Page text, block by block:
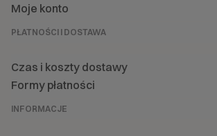
Moje konto
PŁATNOŚCI I DOSTAWA
Czas i koszty dostawy
Formy płatności
INFORMACJE